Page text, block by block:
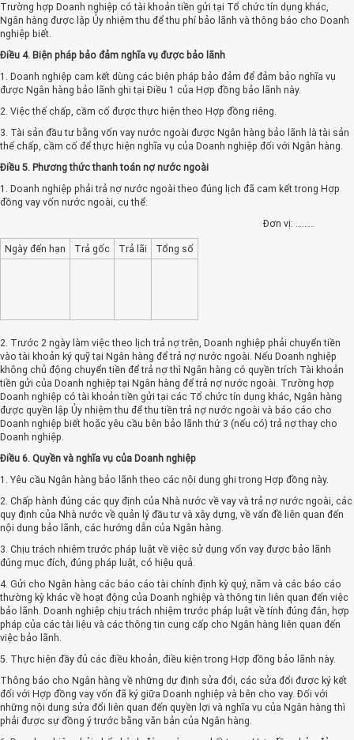
Trường hợp Doanh nghiệp có tài khoản tiền gửi tại Tổ chức tín dụng khác,
Ngân hàng được lập Ủy nhiệm thu để thu phí bảo lãnh và thông báo cho Doanh
nghiệp biết.
Điều 4. Biện pháp bảo đảm nghĩa vụ được bảo lãnh
1. Doanh nghiệp cam kết dùng các biện pháp bảo đảm để đảm bảo nghĩa vụ
được Ngân hàng bảo lãnh ghi tại Điều 1 của Hợp đồng bảo lãnh này.
2. Việc thế chấp, cầm cố được thực hiện theo Hợp đồng riêng.
3. Tài sản đầu tư bằng vốn vay nước ngoài được Ngân hàng bảo lãnh là tài sản
thế chấp, cầm cố để thực hiện nghĩa vụ của Doanh nghiệp đối với Ngân hàng.
Điều 5. Phương thức thanh toán nợ nước ngoài
1. Doanh nghiệp phải trả nợ nước ngoài theo đúng lịch đã cam kết trong Hợp
đồng vay vốn nước ngoài, cụ thể:
Đơn vị: ………
Ngày đến hạn Trả gốc Trả lãi Tổng số
2. Trước 2 ngày làm việc theo lịch trả nợ trên, Doanh nghiệp phải chuyển tiền
vào tài khoản ký quỹ tại Ngân hàng để trả nợ nước ngoài. Nếu Doanh nghiệp
không chủ động chuyển tiền để trả nợ thì Ngân hàng có quyền trích Tài khoản
tiền gửi của Doanh nghiệp tại Ngân hàng để trả nợ nước ngoài. Trường hợp
Doanh nghiệp có tài khoản tiền gửi tại các Tổ chức tín dụng khác, Ngân hàng
được quyền lập Ủy nhiệm thu để thu tiền trả nợ nước ngoài và báo cáo cho
Doanh nghiệp biết hoặc yêu cầu bên bảo lãnh thứ 3 (nếu có) trả nợ thay cho
Doanh nghiệp.
Điều 6. Quyền và nghĩa vụ của Doanh nghiệp
1. Yêu cầu Ngân hàng bảo lãnh theo các nội dung ghi trong Hợp đồng này.
2. Chấp hành đúng các quy định của Nhà nước về vay và trả nợ nước ngoài, các
quy định của Nhà nước về quản lý đầu tư và xây dựng, về vấn đề liên quan đến
nội dung bảo lãnh, các hướng dẫn của Ngân hàng.
3. Chịu trách nhiệm trước pháp luật về việc sử dụng vốn vay được bảo lãnh
đúng mục đích, đúng pháp luật, có hiệu quả.
4. Gửi cho Ngân hàng các báo cáo tài chính định kỳ quý, năm và các báo cáo
thường kỳ khác về hoạt động của Doanh nghiệp và thông tin liên quan đến việc
bảo lãnh. Doanh nghiệp chịu trách nhiệm trước pháp luật về tính đúng đắn, hợp
pháp của các tài liệu và các thông tin cung cấp cho Ngân hàng liên quan đến
việc bảo lãnh.
5. Thực hiện đầy đủ các điều khoản, điều kiện trong Hợp đồng bảo lãnh này.
Thông báo cho Ngân hàng về những dự định sửa đổi, các sửa đổi được ký kết
đối với Hợp đồng vay vốn đã ký giữa Doanh nghiệp và bên cho vay. Đối với
những nội dung sửa đổi liên quan đến quyền lợi và nghĩa vụ của Ngân hàng thì
phải được sự đồng ý trước bằng văn bản của Ngân hàng.